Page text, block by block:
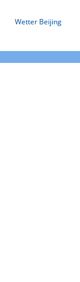
Wetter Beijing